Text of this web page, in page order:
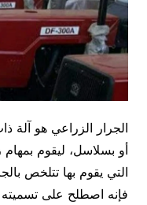
الجرار الزراعي هو آلة
أو بسلاسل، ليقوم
التي يقوم بها تتلخص
فإنه اصطلح على